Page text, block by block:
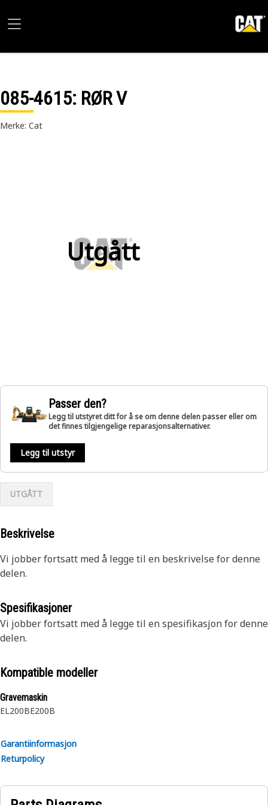
085-4615: RØR V
Merke: Cat
Utgått
Passer den?
Legg til utstyret ditt for å se om denne delen passer eller om
det finnes tilgjengelige reparasjonsalternativer.
Legg til utstyr
UTGÅTT
Beskrivelse
Vi jobber fortsatt med å legge til en beskrivelse for denne
delen.
Spesifikasjoner
Vi jobber fortsatt med å legge til en spesifikasjon for denne
delen.
Kompatible modeller
Gravemaskin
EL200BE200B
Garantiinformasjon
Returpolicy